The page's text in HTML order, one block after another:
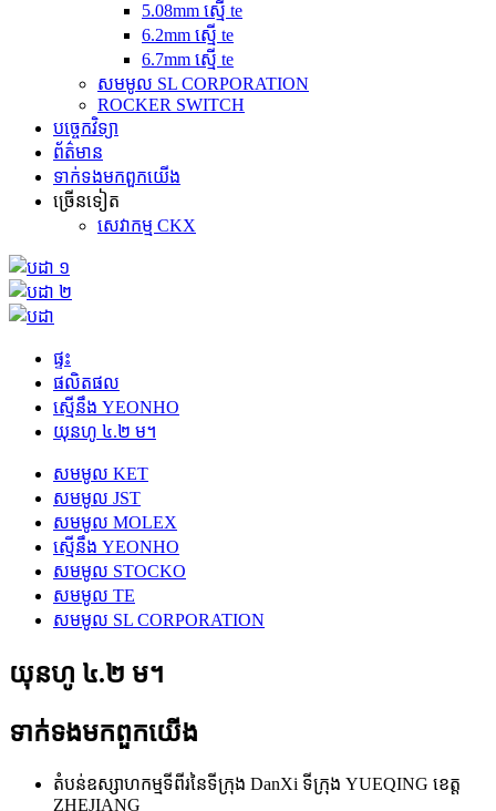
5.08mm ស្មើ te
6.2mm ស្មើ te
6.7mm ស្មើ te
សមមូល SL CORPORATION
ROCKER SWITCH
បច្ចេកវិទ្យា
ព័ត៌មាន
ទាក់ទង​មក​ពួក​យើង
ច្រើនទៀត
សេវាកម្ម CKX
ផ្ទះ
ផលិតផល
ស្មើនឹង YEONHO
យុនហូ ៤.២ ម។
សមមូល KET
សមមូល JST
សមមូល MOLEX
ស្មើនឹង YEONHO
សមមូល STOCKO
សមមូល TE
សមមូល SL CORPORATION
យុនហូ ៤.២ ម។
ទាក់ទង​មក​ពួក​យើង
តំបន់ឧស្សាហកម្មទីពីរនៃទីក្រុង DanXi ទីក្រុង YUEQING ខេត្ត
ZHEJIANG